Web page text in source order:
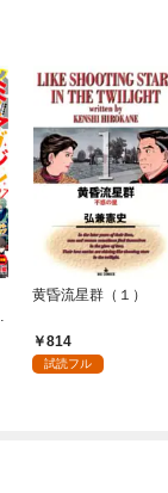
黄昏流星群（１）
814
試読フル